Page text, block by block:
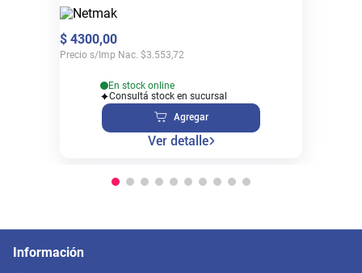
$ 4300,00
Precio s/Imp Nac. $3.553,72
En stock online
Consultá stock en sucursal
Agregar
Ver detalle
Información